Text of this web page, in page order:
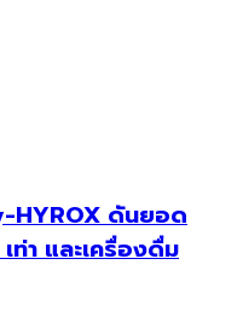
HYROX ดันยอด
ท่า และเครื่องดื่ม